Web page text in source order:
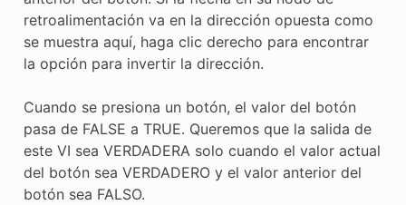
retroalimentación va en la dirección opuesta como
se muestra aquí, haga clic derecho para encontrar
la opción para invertir la dirección.
Cuando se presiona un botón, el valor del botón
pasa de FALSE a TRUE. Queremos que la salida de
este VI sea VERDADERA solo cuando el valor actual
del botón sea VERDADERO y el valor anterior del
botón sea FALSO.